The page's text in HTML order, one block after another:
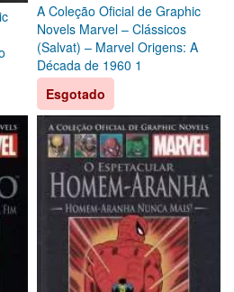
A Coleção Oficial de Graphic
Novels Marvel – Clássicos
(Salvat) – Marvel Origens: A
Década de 1960 1
Esgotado